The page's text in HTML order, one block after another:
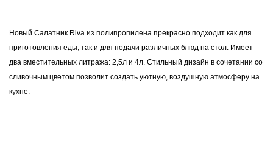
Новый Салатник Riva из полипропилена прекрасно подходит как для
приготовления еды, так и для подачи различных блюд на стол. Имеет
два вместительных литража: 2,5л и 4л. Стильный дизайн в сочетании со
сливочным цветом позволит создать уютную, воздушную атмосферу на
кухне.